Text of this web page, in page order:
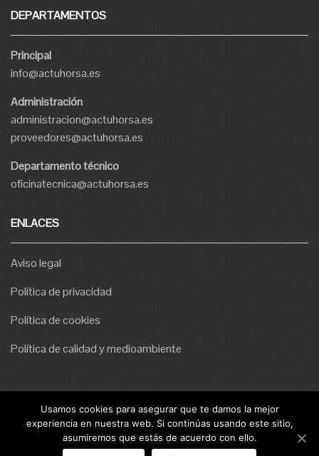
DEPARTAMENTOS
Principal
info@actuhorsa.es
Administración
administracion@actuhorsa.es
proveedores@actuhorsa.es
Departamento técnico
oficinatecnica@actuhorsa.es
ENLACES
Aviso legal
Política de privacidad
Política de cookies
Política de calidad y medioambiente
Actuhorsa S.L. | © 2020 Todos los derechos
Usamos cookies para asegurar que te damos la mejor
experiencia en nuestra web. Si continúas usando este sitio,
asumiremos que estás de acuerdo con ello.